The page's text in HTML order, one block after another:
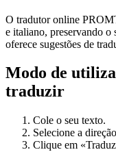
O tradutor online
e italiano, preservando
oferece sugestões de
Modo de
traduzir
Cole o seu texto.
Selecione a
Clique em